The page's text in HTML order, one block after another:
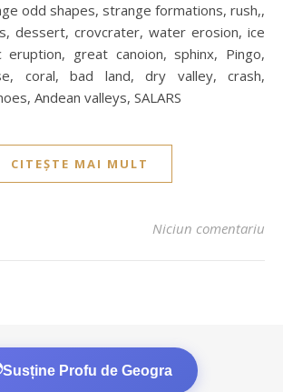
odd shapes, strange formations, rush,,
dessert, crovcrater, water erosion, ice
eruption, great canoion, sphinx, Pingo,
coral, bad land, dry valley, crash,
Andean valleys, SALARS
CITEȘTE MAI MULT
Niciun comentariu
Susține Profu de Geogra